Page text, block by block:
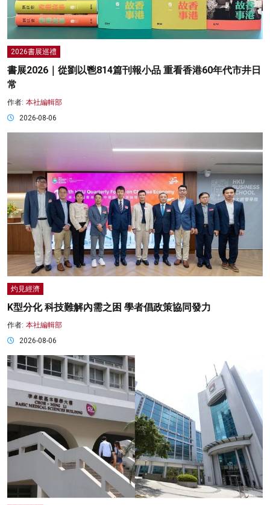
2026書展巡禮
書展2026｜從劉以鬯814篇刊報小品 重看香港60年代市井日
常
作者: 本社編輯部
2026-08-06
灼見經濟
K型分化 科技難解內需之困 學者倡政策協同發力
作者: 本社編輯部
2026-08-06